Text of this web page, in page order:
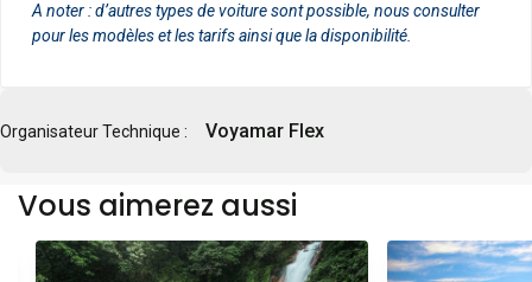
A noter : d’autres types de voiture sont possible, nous consulter
pour les modèles et les tarifs ainsi que la disponibilité.
Organisateur Technique : Voyamar Flex
Vous aimerez aussi